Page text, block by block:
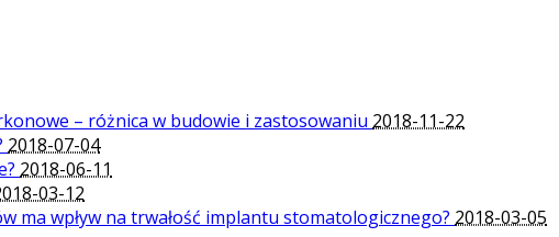
– różnica w budowie i zastosowaniu 2018-11-22
2018-07-04
2018-06-11
03-12
ma wpływ na trwałość implantu stomatologicznego? 2018-03-05